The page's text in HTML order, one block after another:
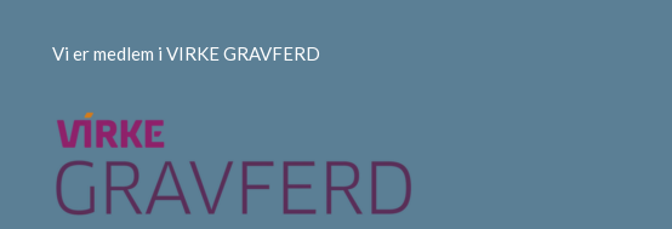
Vi er medlem i VIRKE GRAVFERD